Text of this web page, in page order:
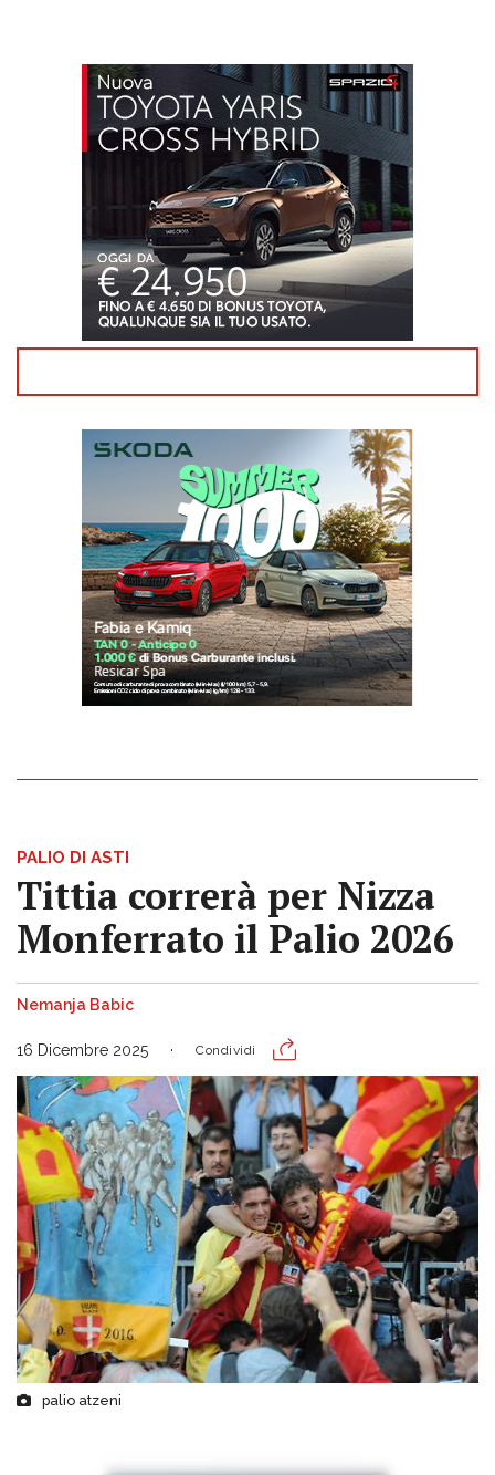
PALIO DI ASTI
Tittia correrà per Nizza
Monferrato il Palio 2026
Nemanja Babic
16 Dicembre 2025 Condividi
palio atzeni